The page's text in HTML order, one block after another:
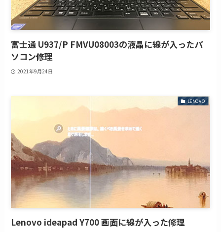
富士通 U937/P FMVU08003の液晶に線が入ったパ
ソコン修理
2021年9月24日
LENOVO
Lenovo ideapad Y700 画面に線が入った修理